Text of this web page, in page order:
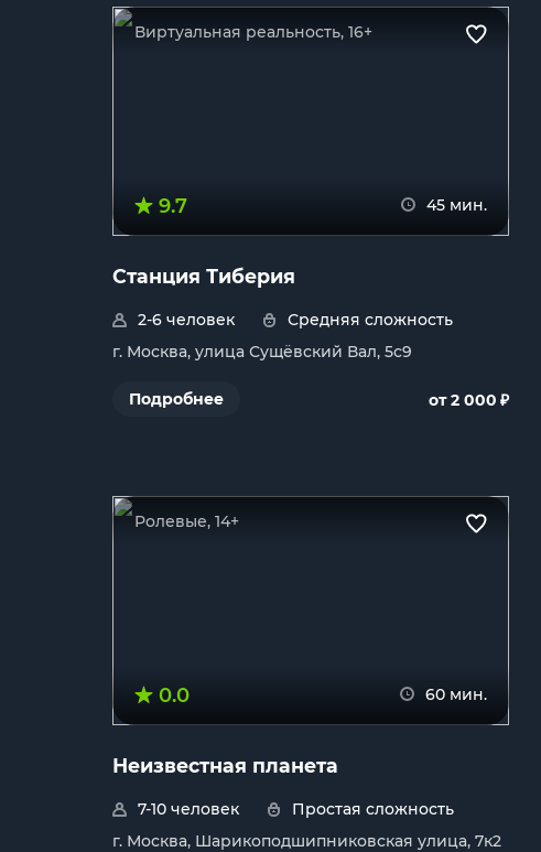
Виртуальная реальность, 16+
9.7 45 мин.
Станция Тиберия
2-6 человек
Средняя сложность
г. Москва, улица Сущёвский Вал, 5с9
Подробнее от 2 000 ₽
Ролевые, 14+
0.0 60 мин.
Неизвестная планета
7-10 человек
Простая сложность
г. Москва, Шарикоподшипниковская улица, 7к2